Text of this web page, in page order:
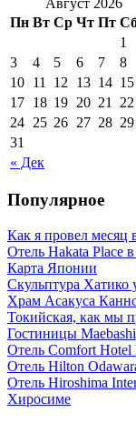
Пн Вт Ср Чт Пт
« Дек
1
3
4 5 6 7 8
10 11 12 13 14 15
17 18 19 20 21 22
24 25 26 27 28 29
31
Популярное
Как я провел месяц
Отель Hakata Place
Карта Японии
Скульптура Хатико
Храм Асакуса
Токийская, как мы
Гостиницы Maebashi
Отель Comfort Hotel
Отель Hilton
Отель Hiroshima
Хиросиме